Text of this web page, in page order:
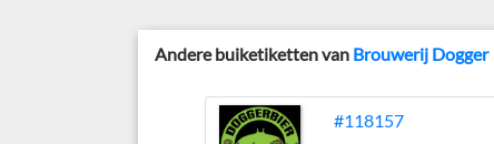
Andere buiketiketten van Brouwerij Dogger
#118157